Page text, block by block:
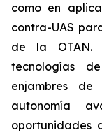
como en
contra-UAS
de la OTAN.
tecnologías
enjambres
autonomía
oportunidades